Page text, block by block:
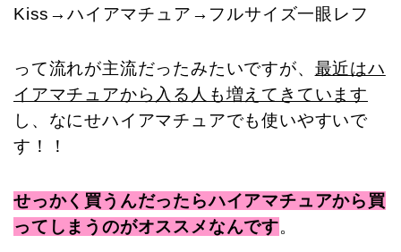
Kiss→ハイアマチュア→フルサイズ一眼レフ
って流れが主流だったみたいですが、 最近はハ
イアマチュアから入る人も増えてきています
し、 なにせハイアマチュアでも使いやすいで
す！！
せっかく買うんだったらハイアマチュアから買
ってしまうのがオススメなんです。